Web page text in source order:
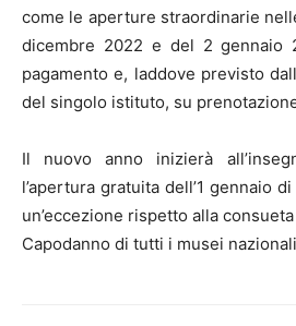
come le aperture straordinarie
dicembre 2022 e del 2 gennaio
pagamento e, laddove previsto
del singolo istituto, su
Il nuovo anno inizierà
l’apertura gratuita dell’1 gennaio
un’eccezione rispetto alla
Capodanno di tutti i musei